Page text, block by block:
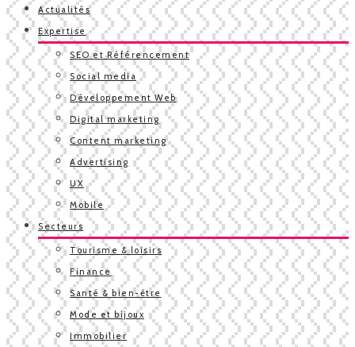
Actualités
Expertise
SEO et Référencement
Social media
Développement Web
Digital marketing
Content marketing
Advertising
UX
Mobile
Secteurs
Tourisme & loisirs
Finance
Santé & bien-être
Mode et bijoux
Immobilier